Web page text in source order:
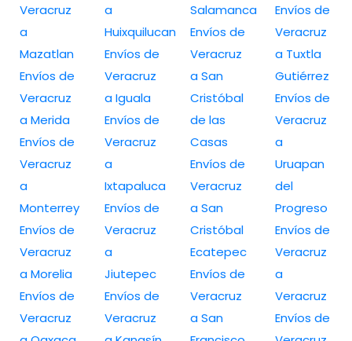
Veracruz
a
Mazatlan
Envíos de
Veracruz
a Merida
Envíos de
Veracruz
a
Monterrey
Envíos de
Veracruz
a Morelia
Envíos de
Veracruz
a
Huixquilucan
Envíos de
Veracruz
a Iguala
Envíos de
Veracruz
a
Ixtapaluca
Envíos de
Veracruz
a
Jiutepec
Envíos de
Veracruz
Salamanca
Envíos de
Veracruz
a San
Cristóbal
de las
Casas
Envíos de
Veracruz
a San
Cristóbal
Ecatepec
Envíos de
Veracruz
a San
Envíos de
Veracruz
a Tuxtla
Gutiérrez
Envíos de
Veracruz
a
Uruapan
del
Progreso
Envíos de
Veracruz
a
Veracruz
Envíos de